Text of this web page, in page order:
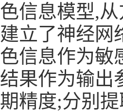
色信息模型,
建立了神经网
色信息作为敏
结果作为输出
期精度;分别